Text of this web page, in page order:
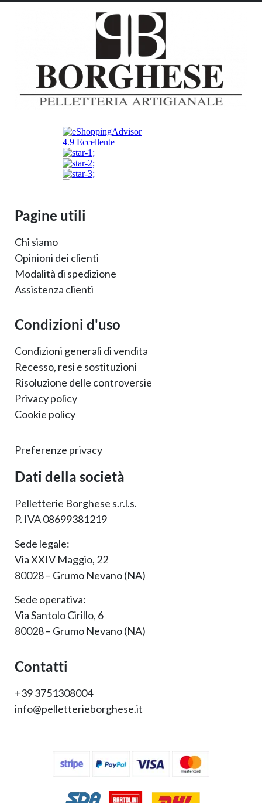
Pagine utili
Chi siamo
Opinioni dei clienti
Modalità di spedizione
Assistenza clienti
Condizioni d'uso
Condizioni generali di vendita
Recesso, resi e sostituzioni
Risoluzione delle controversie
Privacy policy
Cookie policy
Preferenze privacy
Dati della società
Pelletterie Borghese s.r.l.s.
P. IVA 08699381219
Sede legale:
Via XXIV Maggio, 22
80028 – Grumo Nevano (NA)
Sede operativa:
Via Santolo Cirillo, 6
80028 – Grumo Nevano (NA)
Contatti
+39 3751308004
info@pelletterieborghese.it